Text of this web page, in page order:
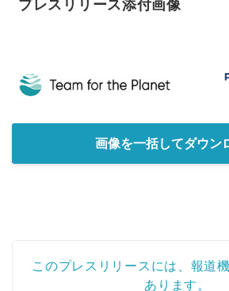
プレスリリース添付画像
画像を一括してダウン
このプレスリリースには、報道
あります。